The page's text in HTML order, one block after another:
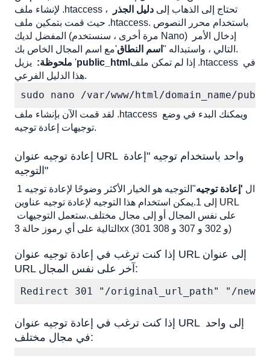
لإنشاء ملف .htaccess ، تحتاج إلى الذهاب إلى دليل الجذر
حيث قمت بتمكين ملف .htaccess.باستخدام محرر النصوص
المفضل لديك (مرة أخرى ، سنستخدم Nano) إدخال الأمر
التالي ، واستبداله " اسم النطاق
'مع اسم المجال الخاص بك.
ملحوظة: يزيل 'public_html إذا لم تمكن ملف .htaccess في
هذا الدليل الفرعي.
sudo nano /var/www/html/domain_name/
لقد قمت الآن بإنشاء ملف .htaccess ويمكنك البدء في وضع
توجيهات إعادة توجيه.
إعادة توجيه عنوان URL واحد باستخدام توجيه "إعادة
التوجيه"
ال 'إعادة توجيه
إلى 1.يمكن استخدام هذا التوجيه لإعادة توجيه عناوين URL
التالية على أي رموز حالة 3xx (301 و 302 و 307 و 308)
إذا كنت ترغب في إعادة توجيه عنوان URL إلى عنوان
URL آخر على نفس المجال:
Redirect 301 "/original_url_path" "/
إذا كنت ترغب في إعادة توجيه عنوان URL إلى واحد
في مجال مختلف: